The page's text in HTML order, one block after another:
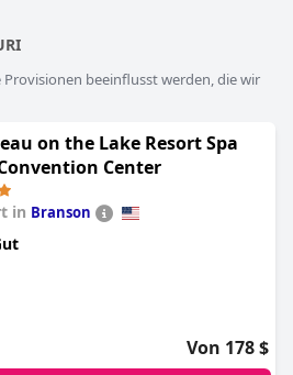
Provisionen beeinflusst werden, die wir
on the Lake Resort Spa
Center
in Branson
Von 178 $